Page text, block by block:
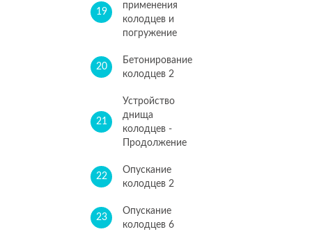
19
применения
колодцев и
погружение
20
Бетонирование
колодцев 2
21
Устройство
днища
колодцев -
Продолжение
22
Опускание
колодцев 2
23
Опускание
колодцев 6